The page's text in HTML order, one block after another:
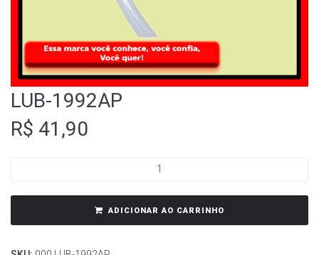
LUB-1992AP
R$ 41,90
ADICIONAR AO CARRINHO